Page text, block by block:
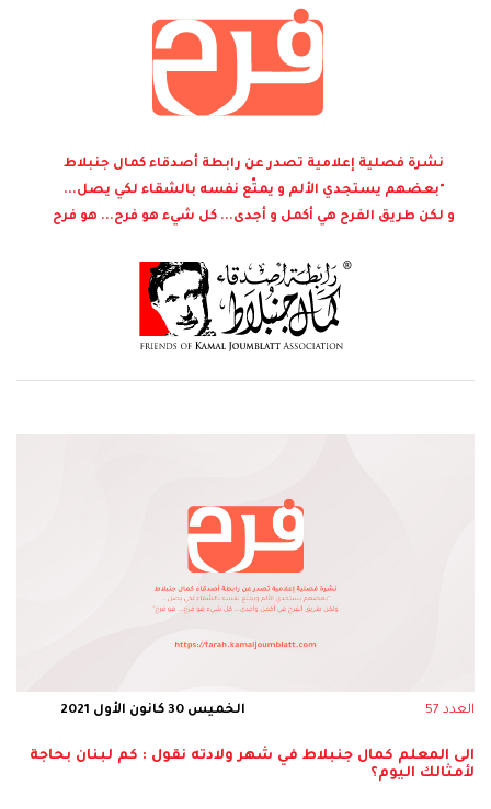
نشرة فصلية إعلامية تصدر عن رابطة أصدقاء كمال جنبلاط
"بعضهم يستجدي الألم و يمتّع نفسه بالشقاء لكي يصل...
و لكن طريق الفرح هي أكمل و أجدى... كل شيء هو فرح... هو فرح
العدد 57 الخميس 30 كانون الأول 2021
الى المعلم كمال جنبلاط في شهر ولادته نقول : كم لبنان بحاجة
لأمثالك اليوم؟